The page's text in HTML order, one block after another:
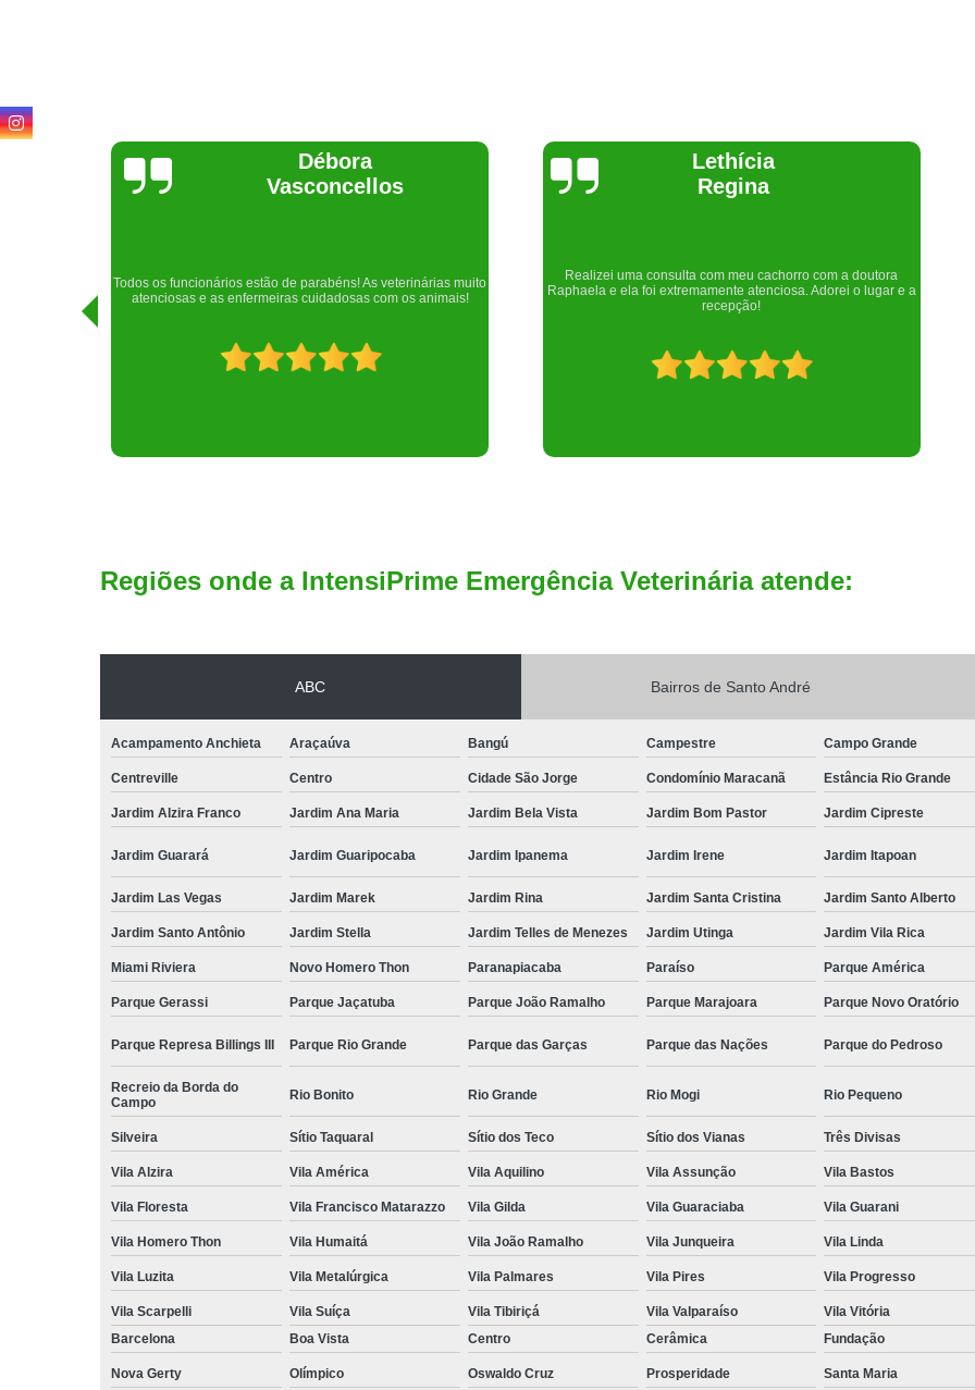
Lethícia
Regina
Realizei uma consulta com meu cachorro com a doutora
Raphaela e ela foi extremamente atenciosa. Adorei o lugar e a
recepção!
Joelma Lilian
Um lugar maravilhoso. Sempre serei grata pelo que fizeram por
nós!
Regiões onde a IntensiPrime Emergência Veterinária atende:
ABC Bairros de Santo André
Acampamento Anchieta Araçaúva Bangú Campestre Campo Grande
Centreville Centro Cidade São Jorge Condomínio Maracanã Estância Rio Grande
Jardim Alzira Franco Jardim Ana Maria Jardim Bela Vista Jardim Bom Pastor Jardim Cipreste
Jardim Guarará Jardim Guaripocaba Jardim Ipanema Jardim Irene Jardim Itapoan
Jardim Las Vegas Jardim Marek Jardim Rina Jardim Santa Cristina Jardim Santo Alberto
Jardim Santo Antônio Jardim Stella Jardim Telles de Menezes Jardim Utinga Jardim Vila Rica
Miami Riviera Novo Homero Thon Paranapiacaba Paraíso Parque América
Parque Gerassi Parque Jaçatuba Parque João Ramalho Parque Marajoara Parque Novo Oratório
Parque Represa Billings III Parque Rio Grande Parque das Garças Parque das Nações Parque do Pedroso
Recreio da Borda do
Campo
Rio Bonito Rio Grande Rio Mogi Rio Pequeno
Silveira Sítio Taquaral Sítio dos Teco Sítio dos Vianas Três Divisas
Vila Alzira Vila América Vila Aquilino Vila Assunção Vila Bastos
Vila Floresta Vila Francisco Matarazzo Vila Gilda Vila Guaraciaba Vila Guarani
Vila Homero Thon Vila Humaitá Vila João Ramalho Vila Junqueira Vila Linda
Vila Luzita Vila Metalúrgica Vila Palmares Vila Pires Vila Progresso
Vila Scarpelli Vila Suíça Vila Tibiriçá Vila Valparaíso Vila Vitória
Barcelona
Boa Vista Centro Cerâmica Fundação
Nova Gerty Olímpico Oswaldo Cruz Prosperidade Santa Maria